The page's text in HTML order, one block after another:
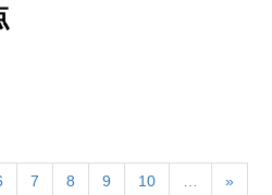
7 8 9 10 »